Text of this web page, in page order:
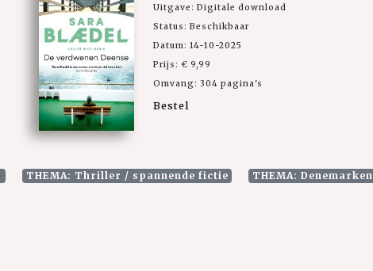
Uitgave: Digitale download
Status: Beschikbaar
Datum: 14-10-2025
Prijs: € 9,99
Omvang: 304 pagina's
Bestel
THEMA: Thriller / spannende fictie THEMA: Denemarken